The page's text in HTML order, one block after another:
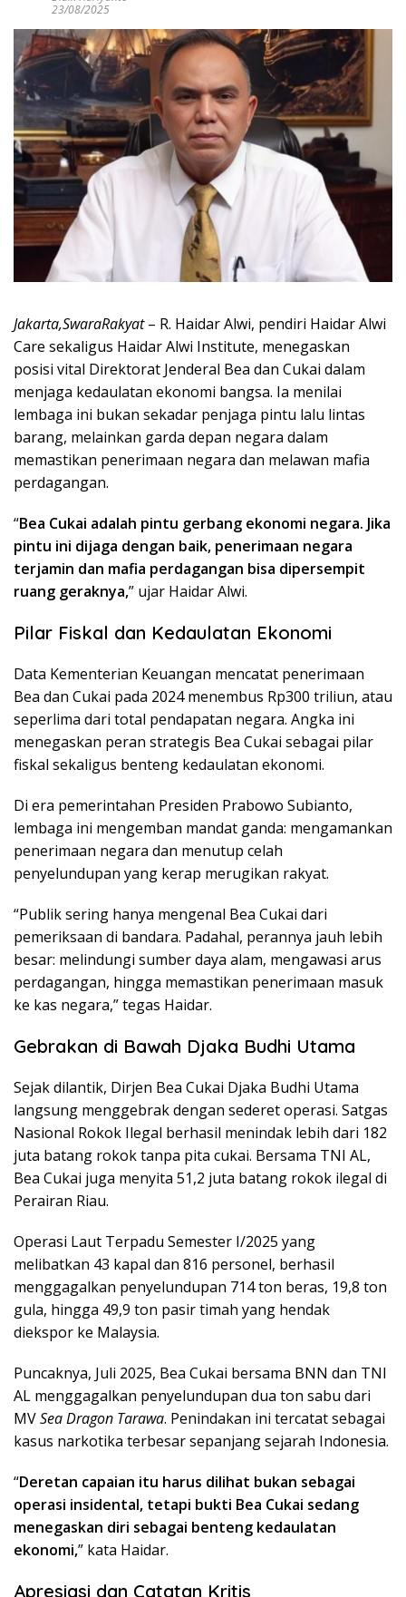
23/08/2025
Jakarta,SwaraRakyat– R. Haidar Alwi, pendiri Haidar Alwi
Care sekaligus Haidar Alwi Institute, menegaskan
posisi vital Direktorat Jenderal Bea dan Cukai dalam
menjaga kedaulatan ekonomi bangsa. Ia menilai
lembaga ini bukan sekadar penjaga pintu lalu lintas
barang, melainkan garda depan negara dalam
memastikan penerimaan negara dan melawan mafia
perdagangan.
“Bea Cukai adalah pintu gerbang ekonomi negara. Jika
pintu ini dijaga dengan baik, penerimaan negara
terjamin dan mafia perdagangan bisa dipersempit
ruang geraknya,” ujar Haidar Alwi.
Pilar Fiskal dan Kedaulatan Ekonomi
Data Kementerian Keuangan mencatat penerimaan
Bea dan Cukai pada 2024 menembus Rp300 triliun, atau
seperlima dari total pendapatan negara. Angka ini
menegaskan peran strategis Bea Cukai sebagai pilar
fiskal sekaligus benteng kedaulatan ekonomi.
Di era pemerintahan Presiden Prabowo Subianto,
lembaga ini mengemban mandat ganda: mengamankan
penerimaan negara dan menutup celah
penyelundupan yang kerap merugikan rakyat.
“Publik sering hanya mengenal Bea Cukai dari
pemeriksaan di bandara. Padahal, perannya jauh lebih
besar: melindungi sumber daya alam, mengawasi arus
perdagangan, hingga memastikan penerimaan masuk
ke kas negara,” tegas Haidar.
Gebrakan di Bawah Djaka Budhi Utama
Sejak dilantik, Dirjen Bea Cukai Djaka Budhi Utama
langsung menggebrak dengan sederet operasi. Satgas
Nasional Rokok Ilegal berhasil menindak lebih dari 182
juta batang rokok tanpa pita cukai. Bersama TNI AL,
Bea Cukai juga menyita 51,2 juta batang rokok ilegal di
Perairan Riau.
Operasi Laut Terpadu Semester I/2025 yang
melibatkan 43 kapal dan 816 personel, berhasil
menggagalkan penyelundupan 714 ton beras, 19,8 ton
gula, hingga 49,9 ton pasir timah yang hendak
diekspor ke Malaysia.
Puncaknya, Juli 2025, Bea Cukai bersama BNN dan TNI
AL menggagalkan penyelundupan dua ton sabu dari
MVSea Dragon Tarawa. Penindakan ini tercatat sebagai
kasus narkotika terbesar sepanjang sejarah Indonesia.
“Deretan capaian itu harus dilihat bukan sebagai
operasi insidental, tetapi bukti Bea Cukai sedang
menegaskan diri sebagai benteng kedaulatan
ekonomi,” kata Haidar.
Apresiasi dan Catatan Kritis